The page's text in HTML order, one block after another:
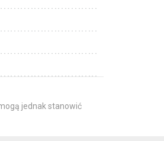
jednak stanowić